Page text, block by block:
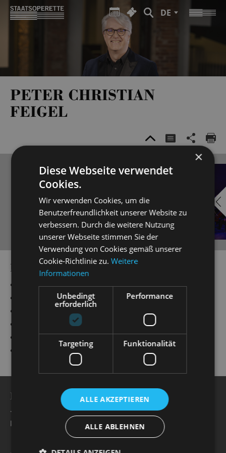
DE
PETER CHRISTIAN
FEIGEL
PRODUCTIONS
Emil und die Detektive“ Musikalische Leitung
Anything Goes“ Musikalische Leitung
Musikalische Leitung
Musikalische Leitung
Alice im Wunderland“ Musikalische Leitung
Showtime!“ Musikalische Leitung
BESUCHERSERVICE
+49 351 32042 222
karten@staatsoperette.de
×
Diese Webseite verwendet
Cookies.
Wir verwenden Cookies, um die
Benutzerfreundlichkeit unserer Website zu
verbessern. Durch die weitere Nutzung
unserer Webseite stimmen Sie der
Verwendung von Cookies gemäß unserer
Cookie-Richtlinie zu.Weitere
Informationen
Unbedingt
erforderlich
Performance
Targeting Funktionalität
ALLE AKZEPTIEREN
ALLE ABLEHNEN